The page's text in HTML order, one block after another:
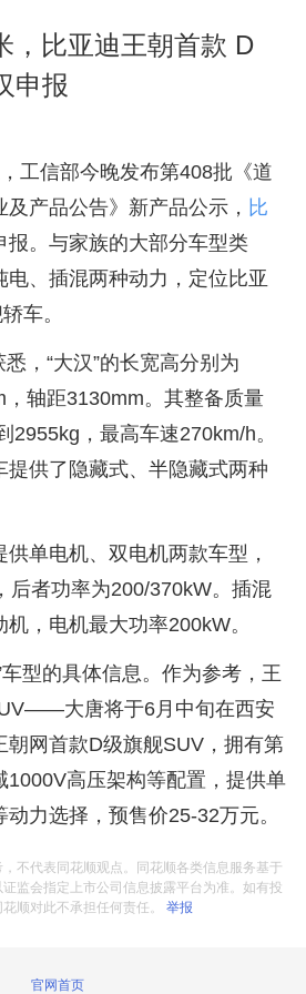
，比亚迪王朝首款 D
申报
工信部今晚发布第408批《道
产品公告》新产品公示， 比
报。与家族的大部分车型类
电、插混两种动力，定位比亚
车。
，“大汉”的长宽高分别为
轴距3130mm。其整备质量
2955kg，最高车速270km/h。
提供了隐藏式、半隐藏式两种
单电机、双电机两款车型，
后者功率为200/370kW。插混
，电机最大功率200kW。
车型的具体信息。作为参考，王
大唐将于6月中旬在西安
朝网首款D级旗舰SUV，拥有第
1000V高压架构等配置，提供单
力选择，预售价25-32万元。
不代表同花顺观点。同花顺各类信息服务基于
监会指定上市公司信息披露平台为准。如有投
顺对此不承担任何责任。举报
官网首页